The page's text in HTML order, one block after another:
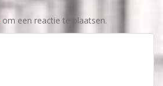
om een reactie te plaatsen.